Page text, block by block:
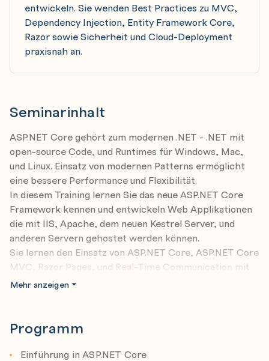
entwickeln. Sie wenden Best Practices zu MVC,
Dependency Injection, Entity Framework Core,
Razor sowie Sicherheit und Cloud-Deployment
praxisnah an.
Seminarinhalt
ASP.NET Core gehört zum modernen .NET - .NET mit
open-source Code, und Runtimes für Windows, Mac,
und Linux. Einsatz von modernen Patterns ermöglicht
eine bessere Performance und Flexibilität.
In diesem Training lernen Sie das neue ASP.NET Core
Framework kennen und entwickeln Web Applikationen
die mit IIS, Apache, dem neuen Kestrel Server, und
anderen Servern gehostet werden können.
Sie lernen den Einsatz von ASP.NET Core, ASP.NET Core
MVC, Razor Pages, und Real-Time Communication mit
SignalR.
Mehr anzeigen
Programm
Einführung in ASP.NET Core